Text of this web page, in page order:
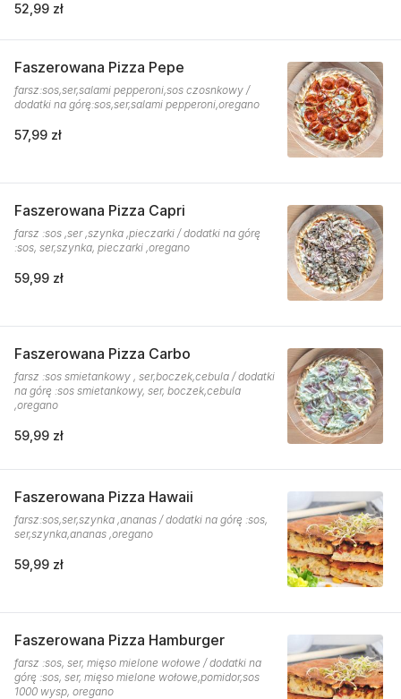
52,99 zł
Faszerowana Pizza Pepe
farsz:sos,ser,salami pepperoni,sos czosnkowy /
dodatki na górę:sos,ser,salami pepperoni,oregano
57,99 zł
Faszerowana Pizza Capri
farsz :sos ,ser ,szynka ,pieczarki / dodatki na górę
:sos, ser,szynka, pieczarki ,oregano
59,99 zł
Faszerowana Pizza Carbo
farsz :sos smietankowy , ser,boczek,cebula / dodatki
na górę :sos smietankowy, ser, boczek,cebula
,oregano
59,99 zł
Faszerowana Pizza Hawaii
farsz:sos,ser,szynka ,ananas / dodatki na górę :sos,
ser,szynka,ananas ,oregano
59,99 zł
Faszerowana Pizza Hamburger
farsz :sos, ser, mięso mielone wołowe / dodatki na
górę :sos, ser, mięso mielone wołowe,pomidor,sos
1000 wysp, oregano